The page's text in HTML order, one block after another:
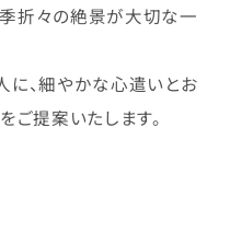
折々の絶景が大切な一
、細やかな心遣いとお
ご提案いたします。